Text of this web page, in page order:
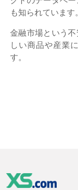
も知られています
金融市場という
しい商品や産業
す。